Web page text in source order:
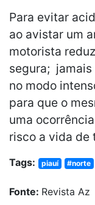
Para evitar
ao avistar um
motorista
segura; jamais
no modo
para que o
uma
risco a vida de
Tags: piauí #norte
Fonte: Revista Az